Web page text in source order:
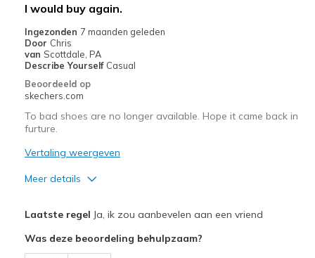
Special Occasions
Width
Sizing
I would buy again.
Ingezonden 7 maanden geleden
Door Chris
van Scottdale, PA
Describe Yourself Casual
Beoordeeld op
skechers.com
To bad shoes are no longer available. Hope it came back in
furture.
Vertaling weergeven
Meer details
Breathe Well
Laatste regel Ja, ik zou aanbevelen aan een vriend
Was deze beoordeling behulpzaam?